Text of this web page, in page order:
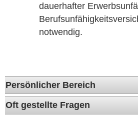
Persönlicher Bereich
Oft gestellte Fragen
dauerhafter
notwendig.